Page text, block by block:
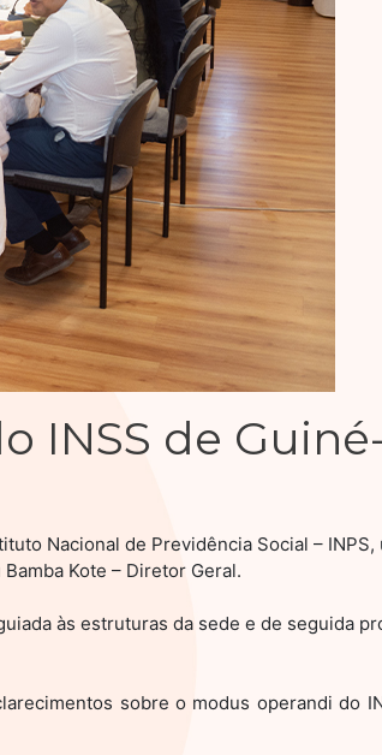
INSS de
Nacional de Previdência Social –
Kote – Diretor Geral.
às estruturas da sede e de seguida
sobre o modus operandi do